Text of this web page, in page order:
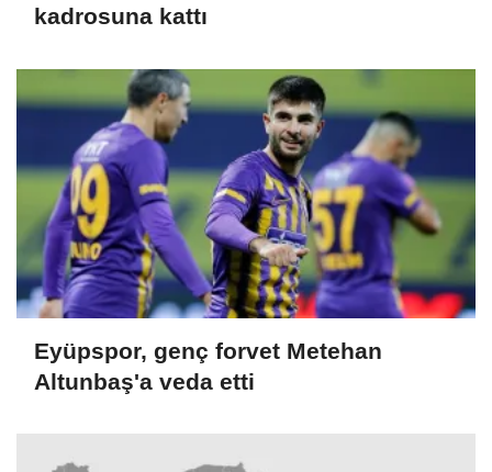
kadrosuna kattı
Eyüpspor, genç forvet Metehan
Altunbaş'a veda etti